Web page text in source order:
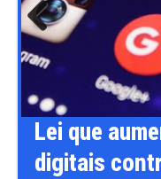
Lei que
digitais
Previ
ous